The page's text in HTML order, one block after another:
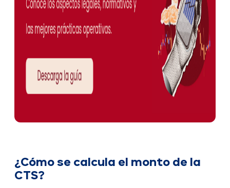
¿Cómo se calcula el monto de la
CTS?